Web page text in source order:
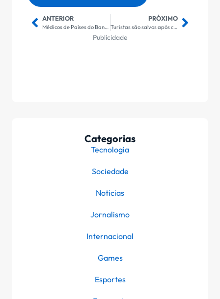
ANTERIOR
Médicos de Países do Banimento de Trump Podem Permanecer nos EUA
PRÓXIMO
Turistas são salvos após canoas afundarem durante passeio
Publicidade
Categorias
Tecnologia
Sociedade
Noticias
Jornalismo
Internacional
Games
Esportes